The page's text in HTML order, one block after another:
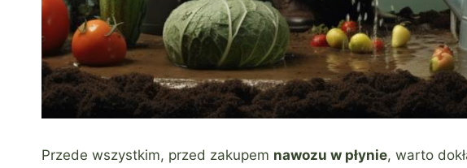
Przede wszystkim, przed zakupem nawozu w płynie, warto